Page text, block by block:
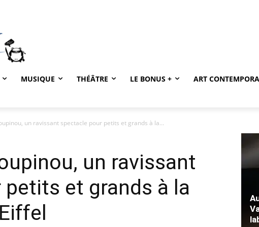
MUSIQUE THÉÂTRE LE BONUS + ART
un ravissant spectacle pour petits et grands à la...
un ravissant
et grands à la